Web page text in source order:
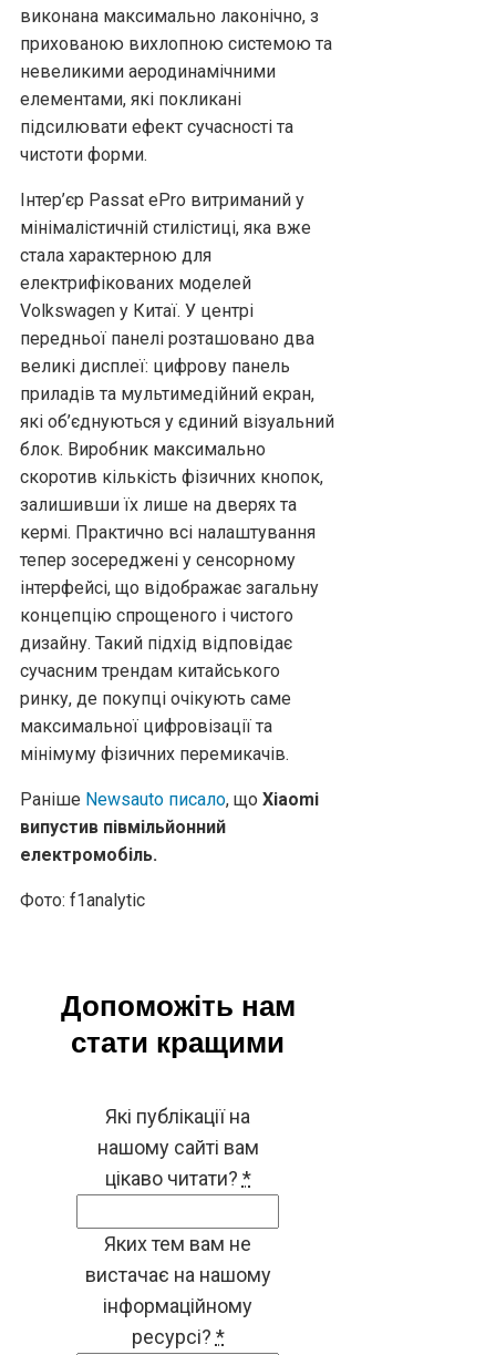
виконана максимально лаконічно, з
прихованою вихлопною системою та
невеликими аеродинамічними
елементами, які покликані
підсилювати ефект сучасності та
чистоти форми.
Інтер’єр Passat ePro витриманий у
мінімалістичній стилістиці, яка вже
стала характерною для
електрифікованих моделей
Volkswagen у Китаї. У центрі
передньої панелі розташовано два
великі дисплеї: цифрову панель
приладів та мультимедійний екран,
які об’єднуються у єдиний візуальний
блок. Виробник максимально
скоротив кількість фізичних кнопок,
залишивши їх лише на дверях та
кермі. Практично всі налаштування
тепер зосереджені у сенсорному
інтерфейсі, що відображає загальну
концепцію спрощеного і чистого
дизайну. Такий підхід відповідає
сучасним трендам китайського
ринку, де покупці очікують саме
максимальної цифровізації та
мінімуму фізичних перемикачів.
Раніше Newsauto писало, що Xiaomi
випустив півмільйонний
електромобіль.
Фото: f1analytic
Допоможіть нам
стати кращими
Які публікації на
нашому сайті вам
цікаво читати? *
Яких тем вам не
вистачає на нашому
інформаційному
ресурсі? *